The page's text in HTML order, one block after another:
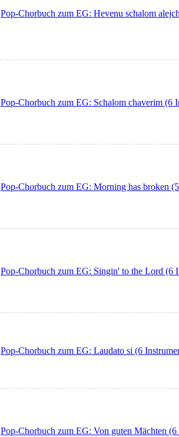
Pop-Chorbuch zum EG: Hevenu schalom
Pop-Chorbuch zum EG: Schalom chaverim (6
Pop-Chorbuch zum EG: Morning has broken
Pop-Chorbuch zum EG: Singin' to the Lord (6
Pop-Chorbuch zum EG: Laudato si (6
Pop-Chorbuch zum EG: Von guten Mächten (6